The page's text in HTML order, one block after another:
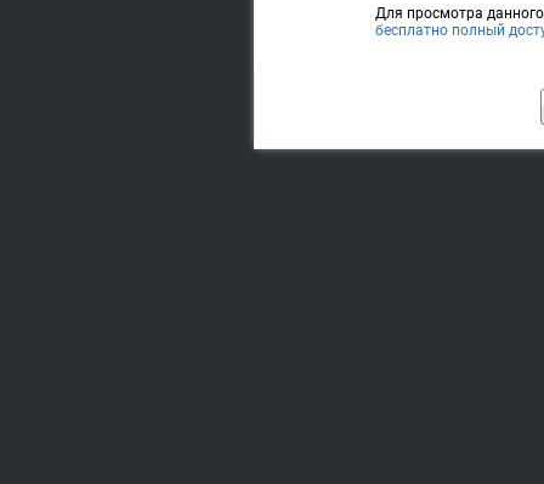
Для просмотра
бесплатно полный